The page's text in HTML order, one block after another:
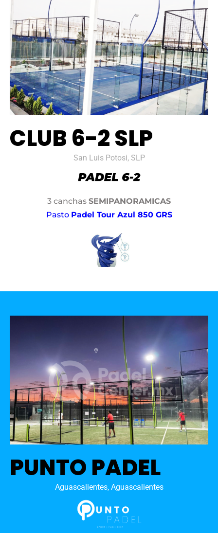
CLUB 6-2 SLP
San Luis Potosi, SLP
3 canchas SEMIPANORAMICAS
Pasto Padel Tour Azul 850 GRS
PUNTO PADEL
Aguascalientes, Aguascalientes